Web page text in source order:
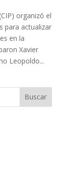
organizó el
para actualizar
en la
Xavier
Leopoldo...